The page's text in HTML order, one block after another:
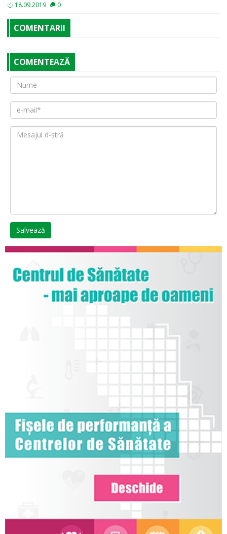
18.09.2019 0
COMENTARII
COMENTEAZĂ
Salvează